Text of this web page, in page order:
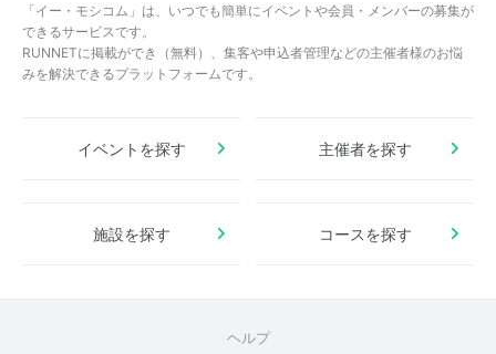
「イー・モシコム」は、いつでも簡単にイベントや会員・メンバーの募集が
できるサービスです。
RUNNETに掲載ができ（無料）、集客や申込者管理などの主催者様のお悩
みを解決できるプラットフォームです。
イベントを探す 主催者を探す
施設を探す コースを探す
ヘルプ